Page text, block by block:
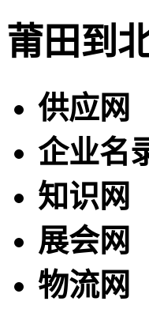
莆田到
供应网
企业名
知识网
展会网
物流网